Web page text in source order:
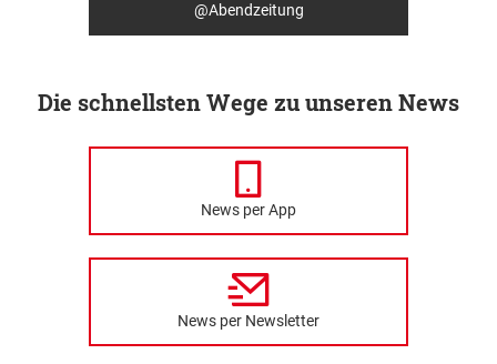
@Abendzeitung
Die schnellsten Wege zu unseren News
News per App
News per Newsletter